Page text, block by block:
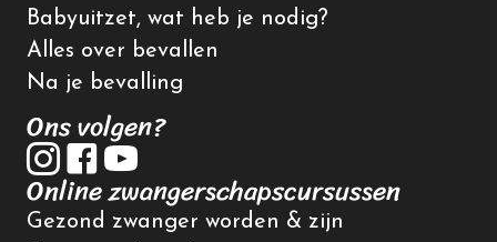
Babyuitzet, wat heb je nodig?
Alles over bevallen
Na je bevalling
Ons volgen?
Online zwangerschapscursussen
Gezond zwanger worden & zijn